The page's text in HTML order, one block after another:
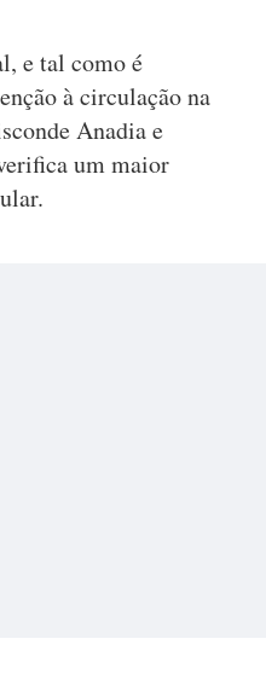
e tal como é
à circulação na
Anadia e
um maior